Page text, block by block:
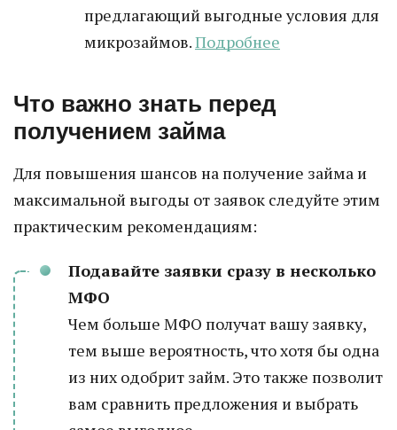
предлагающий выгодные условия для
микрозаймов.Подробнее
Что важно знать перед
получением займа
Для повышения шансов на получение займа и
максимальной выгоды от заявок следуйте этим
практическим рекомендациям:
Подавайте заявки сразу в несколько
МФО
Чем больше МФО получат вашу заявку,
тем выше вероятность, что хотя бы одна
из них одобрит займ. Это также позволит
вам сравнить предложения и выбрать